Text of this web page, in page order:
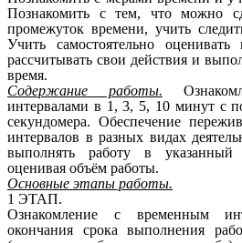
Познакомить с тем, что можно
промежуток времени, учить
Учить самостоятельно
рассчитывать свои действия и
время.
Содержание работы.
интервалами в 1, 3, 5, 10 минут с
секундомера. Обеспечение
интервалов в разных видах
выполнять работу в указанный
оценивая объём работы.
Основные этапы работы.
1 ЭТАП.
Ознакомление с временным
окончания срока выполнения